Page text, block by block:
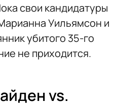
свои кандидатуры
Уильямсон и
убитого 35-го
не приходится.
vs.